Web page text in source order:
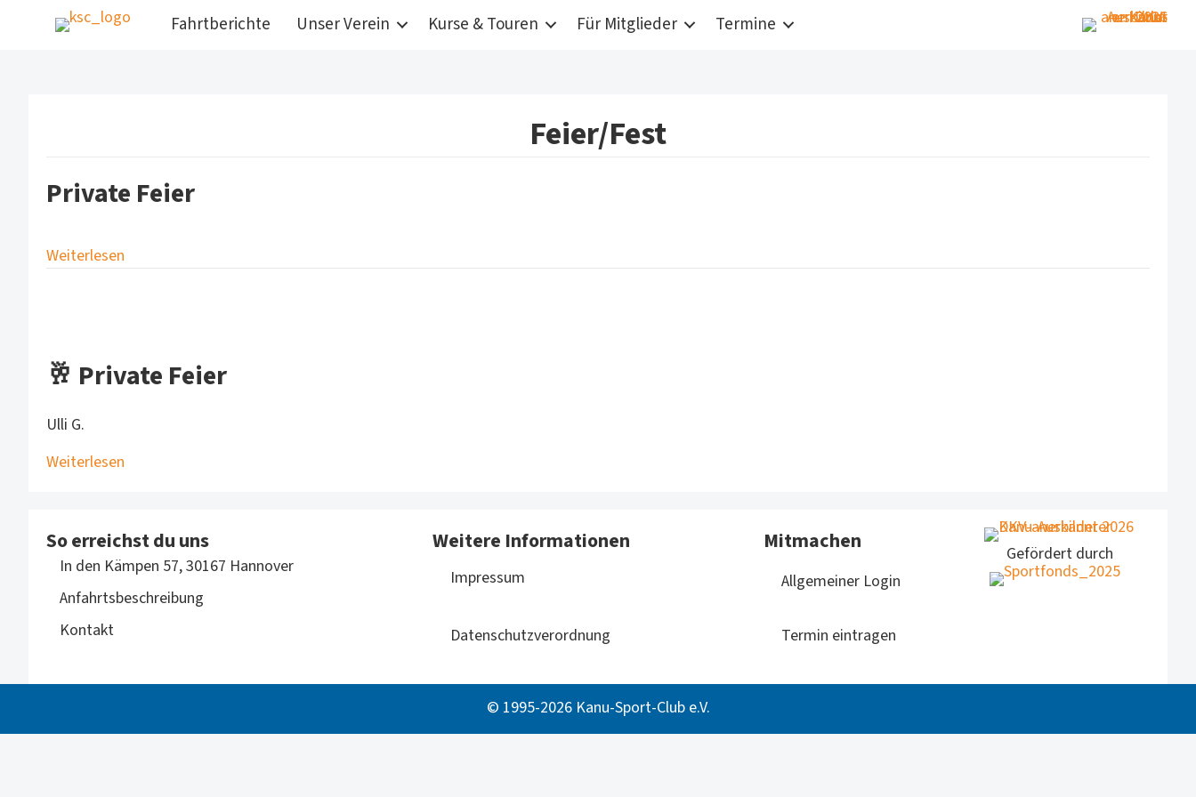
Fahrtberichte Unser Verein Kurse & Touren Für Mitglieder Termine
Feier/Fest
Private Feier
Weiterlesen
🥂 Private Feier
Ulli G.
Weiterlesen
So erreichst du uns
In den Kämpen 57, 30167 Hannover
Anfahrtsbeschreibung
Kontakt
Weitere Informationen
Impressum
Datenschutzverordnung
Mitmachen
Allgemeiner Login
Termin eintragen
Gefördert durch
© 1995-2026 Kanu-Sport-Club e.V.